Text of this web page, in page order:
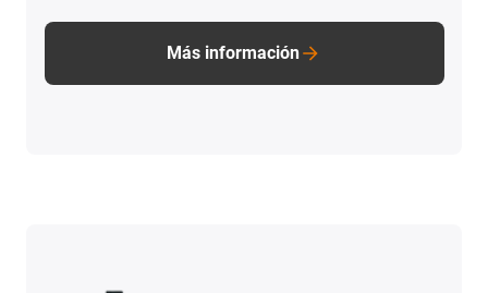
Más información